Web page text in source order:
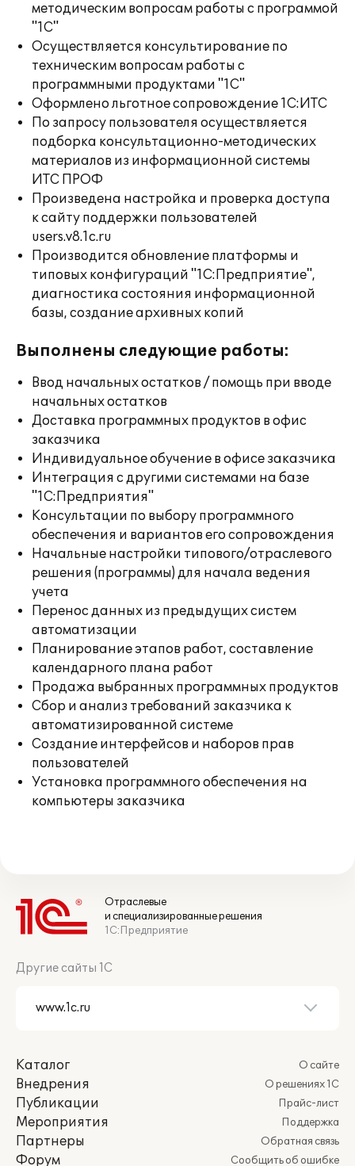
методическим вопросам работы с программой
"1С"
Осуществляется консультирование по
техническим вопросам работы с
программными продуктами "1С"
Оформлено льготное сопровождение 1С:ИТС
По запросу пользователя осуществляется
подборка консультационно-методических
материалов из информационной системы
ИТС ПРОФ
Произведена настройка и проверка доступа
к сайту поддержки пользователей
users.v8.1c.ru
Производится обновление платформы и
типовых конфигураций "1С:Предприятие",
диагностика состояния информационной
базы, создание архивных копий
Выполнены следующие работы:
Ввод начальных остатков / помощь при вводе
начальных остатков
Доставка программных продуктов в офис
заказчика
Индивидуальное обучение в офисе заказчика
Интеграция с другими системами на базе
"1С:Предприятия"
Консультации по выбору программного
обеспечения и вариантов его сопровождения
Начальные настройки типового/отраслевого
решения (программы) для начала ведения
учета
Перенос данных из предыдущих систем
автоматизации
Планирование этапов работ, составление
календарного плана работ
Продажа выбранных программных продуктов
Сбор и анализ требований заказчика к
автоматизированной системе
Создание интерфейсов и наборов прав
пользователей
Установка программного обеспечения на
компьютеры заказчика
Отраслевые
и специализированные решения
1С:Предприятие
Другие сайты 1С
Каталог
Внедрения
Публикации
Мероприятия
Партнеры
Форум
О сайте
О решениях 1С
Прайс-лист
Поддержка
Обратная связь
Сообщить об ошибке